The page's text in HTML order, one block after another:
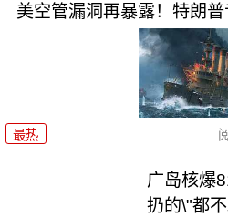
美空管漏洞再暴露！特朗
最热
广岛核爆
扔的\"都不